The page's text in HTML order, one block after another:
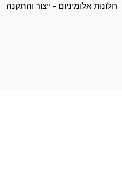
חלונות אלומיניום - ייצור והתקנה